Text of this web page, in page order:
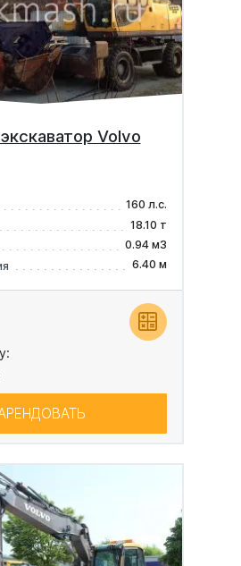
Volvo
160 л.с.
18.10 т
0.94 м3
6.40 м